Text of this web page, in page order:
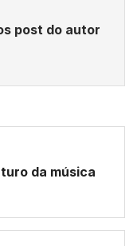
post do autor
da música